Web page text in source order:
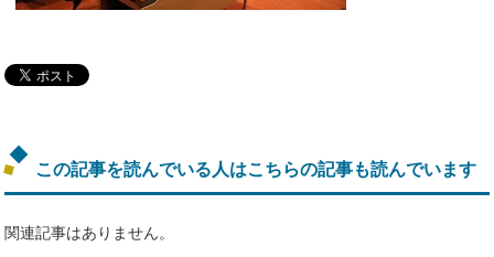
この記事を読んでいる人はこちらの記事も読んでいます
関連記事はありません。